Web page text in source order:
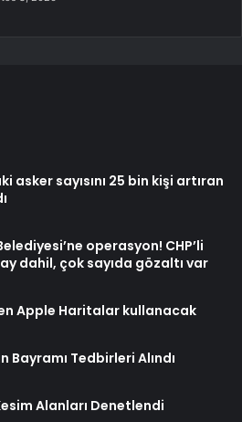
asker sayısını 25 bin kişi artıran
operasyon! CHP’li
dahil, çok sayıda gözaltı var
Apple Haritalar kullanacak
Bayramı Tedbirleri Alındı
Alanları Denetlendi